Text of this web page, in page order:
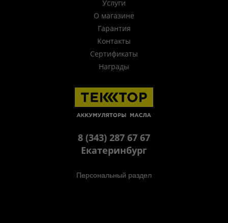
Услуги
О магазине
Гарантия
Контакты
Сертификаты
Награды
8 (343) 287 67 67
Екатеринбург
Персональный раздел